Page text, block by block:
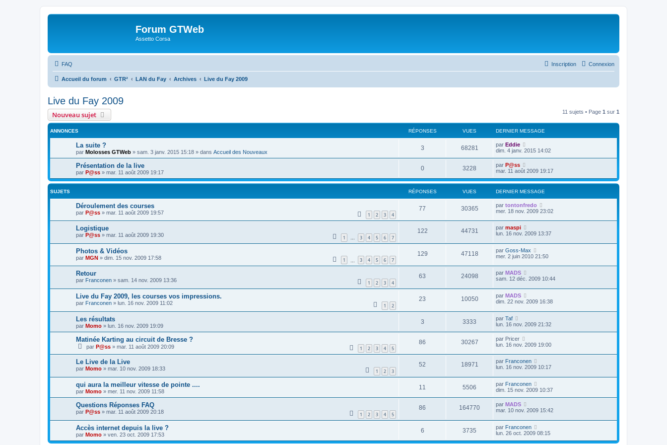
Forum GTWeb
Assetto Corsa
FAQ Connexion
Inscription
Accueil du forum GTR² LAN du Fay Archives Live du Fay 2009
Live du Fay 2009
Nouveau sujet 11 sujets • Page 1 sur 1
ANNONCES RÉPONSES VUES DERNIER MESSAGE
La suite ?
par Molosses GTWeb » sam. 3 janv. 2015 15:18 » dans Accueil des Nouveaux
3 68281 par Eddie
dim. 4 janv. 2015 14:02
Présentation de la live
par P@ss » mar. 11 août 2009 19:17
0 3228 par P@ss
mar. 11 août 2009 19:17
SUJETS RÉPONSES VUES DERNIER MESSAGE
Déroulement des courses
par P@ss » mar. 11 août 2009 19:57 1 2 3 4
77 30365 par tontonfredo
mer. 18 nov. 2009 23:02
Logistique
par P@ss » mar. 11 août 2009 19:30 1 … 3 4 5 6 7
122 44731 par maspi
lun. 16 nov. 2009 13:37
Photos & Vidéos
par MGN » dim. 15 nov. 2009 17:58 1 3 4 5 6 7
129 47118 par Goss-Max
mer. 2 juin 2010 21:50
Retour
par Franconen » sam. 14 nov. 2009 13:36 1 2 3 4
63 24098 par MADS
sam. 12 déc. 2009 10:44
Live du Fay 2009, les courses vos impressions.
par Franconen » lun. 16 nov. 2009 11:02 1 2
23 10050 par MADS
dim. 22 nov. 2009 16:38
Les résultats
par Momo » lun. 16 nov. 2009 19:09
3 3333 par Taf
lun. 16 nov. 2009 21:32
Matinée Karting au circuit de Bresse ?
par P@ss » mar. 11 août 2009 20:09 1 2 3 4 5
86 30267 par Pricer
lun. 16 nov. 2009 19:00
Le Live de la Live
par Momo » mar. 10 nov. 2009 18:33 1 2 3
52 18971 par Franconen
lun. 16 nov. 2009 10:17
qui aura la meilleur vitesse de pointe ....
par Momo » mer. 11 nov. 2009 11:58
11 5506 par Franconen
dim. 15 nov. 2009 10:37
Questions Réponses FAQ
par P@ss » mar. 11 août 2009 20:18 1 2 3 4 5
86 164770 par MADS
mar. 10 nov. 2009 15:42
Accès internet depuis la live ?
par Momo » ven. 23 oct. 2009 17:53
6 3735 par Franconen
lun. 26 oct. 2009 08:15